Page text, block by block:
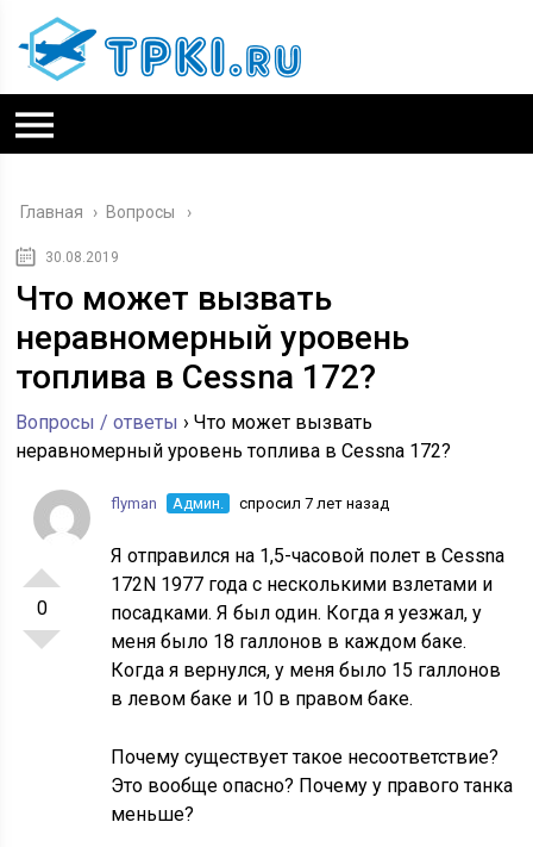
Главная › Вопросы
30.08.2019
Что может вызвать
неравномерный уровень
топлива в Cessna 172?
Вопросы / ответы ›Что может вызвать
неравномерный уровень топлива в Cessna 172?
0
flyman Админ. спросил 7 лет назад
Я отправился на 1,5-часовой полет в Cessna
172N 1977 года с несколькими взлетами и
посадками. Я был один. Когда я уезжал, у
меня было 18 галлонов в каждом баке.
Когда я вернулся, у меня было 15 галлонов
в левом баке и 10 в правом баке.
Почему существует такое несоответствие?
Это вообще опасно? Почему у правого танка
меньше?